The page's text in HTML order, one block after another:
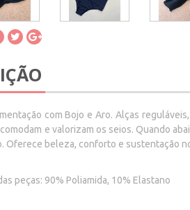
com Bojo e Aro. Alças
e valorizam os seios. Quando
Oferece beleza, conforto e sustentação
peças: 90% Poliamida, 10% Elastano